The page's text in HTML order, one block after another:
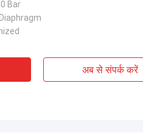
Bar
अब से संपर्क करें